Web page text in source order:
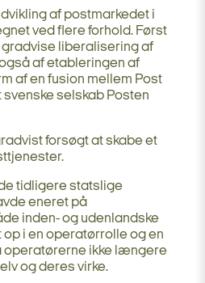
af postmarkedet i
ved flere forhold. Først
gradvise liberalisering af
af etableringen af
af en fusion mellem Post
selskab Posten
forsøgt at skabe et
tidligere statslige
eneret på
inden- og udenlandske
i en operatørrolle og en
operatørerne ikke længere
og deres virke.